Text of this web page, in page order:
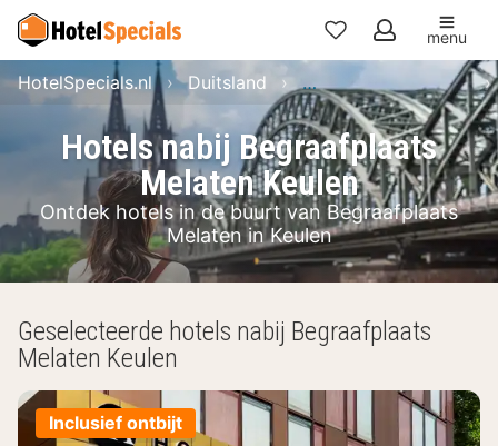
Mijn
favorieten
menu
Hotels nabij Begraafplaats
Melaten Keulen
Ontdek hotels in de buurt van Begraafplaats
Melaten in Keulen
HotelSpecials.nl Duitsland Noordrijn-Westfalen
Geselecteerde hotels nabij Begraafplaats
Melaten Keulen
Inclusief ontbijt